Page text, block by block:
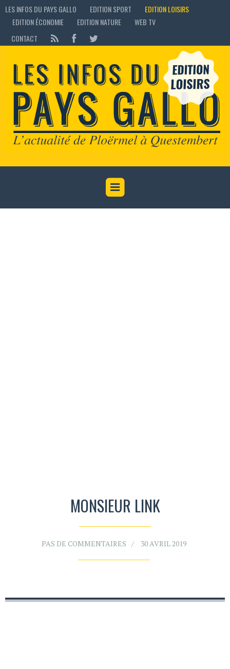
LES INFOS DU PAYS GALLO EDITION SPORT
EDITION LOISIRS
EDITION ÉCONOMIE
EDITION NATURE
WEB TV
CONTACT
MONSIEUR LINK
PAS DE COMMENTAIRES 30 AVRIL 2019